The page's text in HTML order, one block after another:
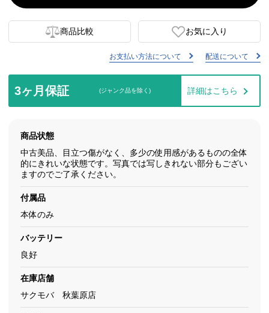
商品比較 お気に入り
お支払い方法について 配送について
3ヶ月保証 (ジャンク品を除く) 詳細はこちら
商品状態
中古美品、目立つ傷がなく、多少の使用感があるものの全体
的にきれいな状態です。写真では写しきれない部分もござい
ますのでご了承ください。
付属品
本体のみ
バッテリー
良好
在庫店舗
サクモバ 秋葉原店